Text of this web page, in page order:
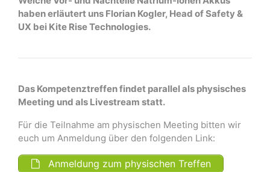
haben erläutert uns Florian Kogler, Head of Safety &
UX bei Kite Rise Technologies.
Das Kompetenztreffen findet parallel als physisches
Meeting und als Livestream statt.
Für die Teilnahme am physischen Meeting bitten wir
euch um Anmeldung über den folgenden Link:
Anmeldung zum physischen Treffen